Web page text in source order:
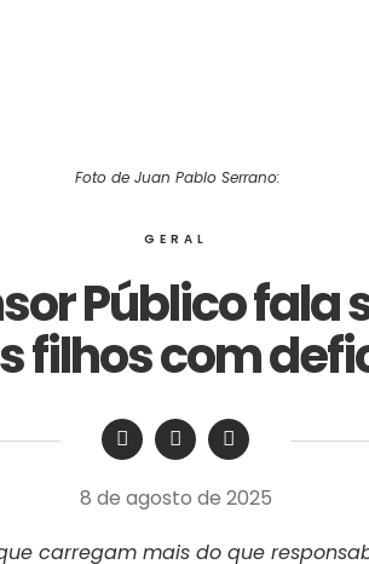
Foto de Juan Pablo Serrano:
GERAL
Público
filhos com
‎ ‎ ‎ ‎ ‎ ‎ ‎ ‎ ‎ ‎ ‎ ‎ ‎ ‎ ‎ ‎ ‎ ‎ ‎ ‎ ‎ ‎ ‎ ‎ ‎ ‎ ‎ ‎ ‎ ‎ ‎
8 de agosto de 2025
carregam mais do que